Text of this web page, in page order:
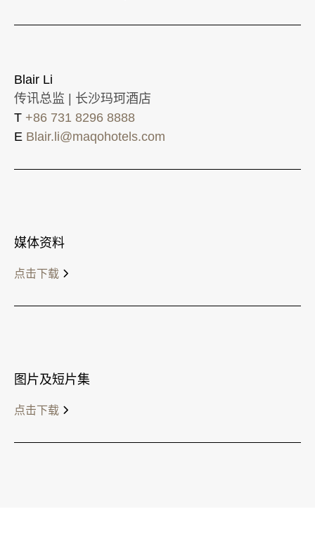
Blair Li
传讯总监 | 长沙玛珂酒店
T +86 731 8296 8888
E Blair.li@maqohotels.com
媒体资料
点击下载
图片及短片集
点击下载